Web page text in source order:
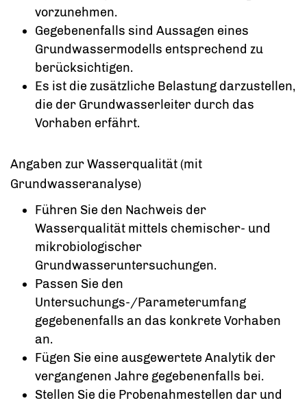
vorzunehmen.
Gegebenenfalls sind Aussagen eines
Grundwassermodells entsprechend zu
berücksichtigen.
Es ist die zusätzliche Belastung darzustellen,
die der Grundwasserleiter durch das
Vorhaben erfährt.
Angaben zur Wasserqualität (mit
Grundwasseranalyse)
Führen Sie den Nachweis der
Wasserqualität mittels chemischer- und
mikrobiologischer
Grundwasseruntersuchungen.
Passen Sie den
Untersuchungs-/Parameterumfang
gegebenenfalls an das konkrete Vorhaben
an.
Fügen Sie eine ausgewertete Analytik der
vergangenen Jahre gegebenenfalls bei.
Stellen Sie die Probenahmestellen dar und